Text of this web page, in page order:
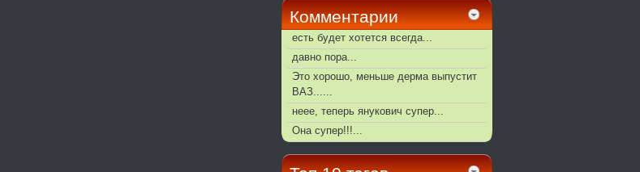
Комментарии
есть будет хотется всегда...
давно пора...
Это хорошо, меньше дерма выпустит
ВАЗ......
неее, теперь янукович супер...
Она супер!!!...